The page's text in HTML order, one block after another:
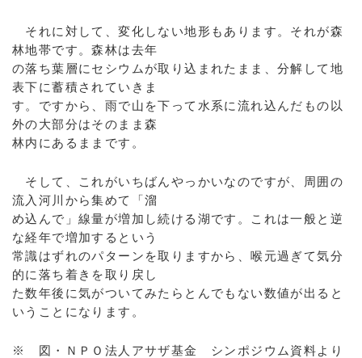
それに対して、変化しない地形もあります。それが森
林地帯です。森林は去年
の落ち葉層にセシウムが取り込まれたまま、分解して地
表下に蓄積されていきま
す。ですから、雨で山を下って水系に流れ込んだもの以
外の大部分はそのまま森
林内にあるままです。
そして、これがいちばんやっかいなのですが、周囲の
流入河川から集めて「溜
め込んで」線量が増加し続ける湖です。これは一般と逆
な経年で増加するという
常識はずれのパターンを取りますから、喉元過ぎて気分
的に落ち着きを取り戻し
た数年後に気がついてみたらとんでもない数値が出ると
いうことになります。
※ 図・ＮＰＯ法人アサザ基金 シンポジウム資料より